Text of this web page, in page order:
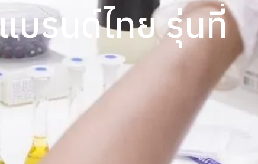
บรนด์ไทย รุ่นที่